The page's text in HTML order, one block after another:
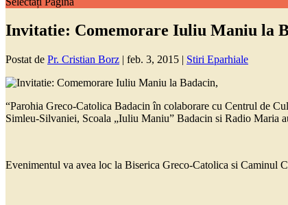
Invitatie: Comemorare Iuliu Maniu la
Postat de Pr. Cristian Borz | feb. 3, 2015 | Stiri Eparhiale
“Parohia Greco-Catolica Badacin în colaborare cu Centrul de
Simleu-Silvaniei, Scoala „Iuliu Maniu” Badacin si Radio Maria
Evenimentul va avea loc la Biserica Greco-Catolica si Caminul